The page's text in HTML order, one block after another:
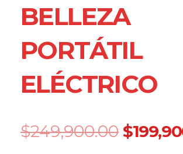
BELLEZA
PORTÁTIL
ELÉCTRICO
$249,900.00
price
$